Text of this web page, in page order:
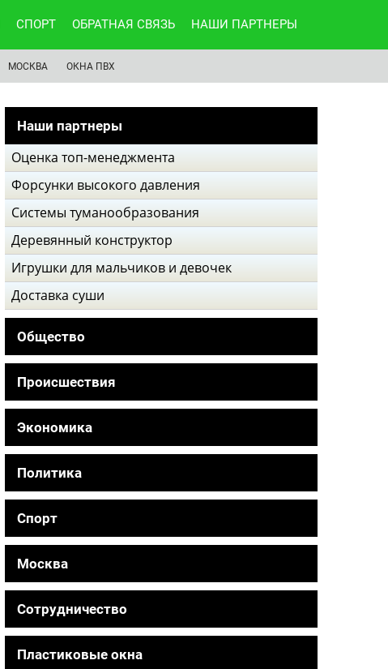
СПОРТ ОБРАТНАЯ СВЯЗЬ НАШИ ПАРТНЕРЫ
МОСКВА ОКНА ПВХ
Наши партнеры
Оценка топ-менеджмента
Форсунки высокого давления
Системы туманообразования
Деревянный конструктор
Игрушки для мальчиков и девочек
Доставка суши
Общество
Происшествия
Экономика
Политика
Спорт
Москва
Сотрудничество
Пластиковые окна